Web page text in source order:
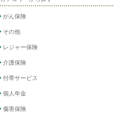
がん保険
その他
レジャー保険
介護保険
付帯サービス
個人年金
傷害保険